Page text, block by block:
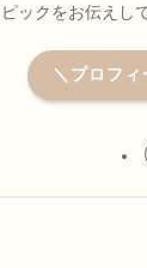
ピックをお伝えし
＼プロフ